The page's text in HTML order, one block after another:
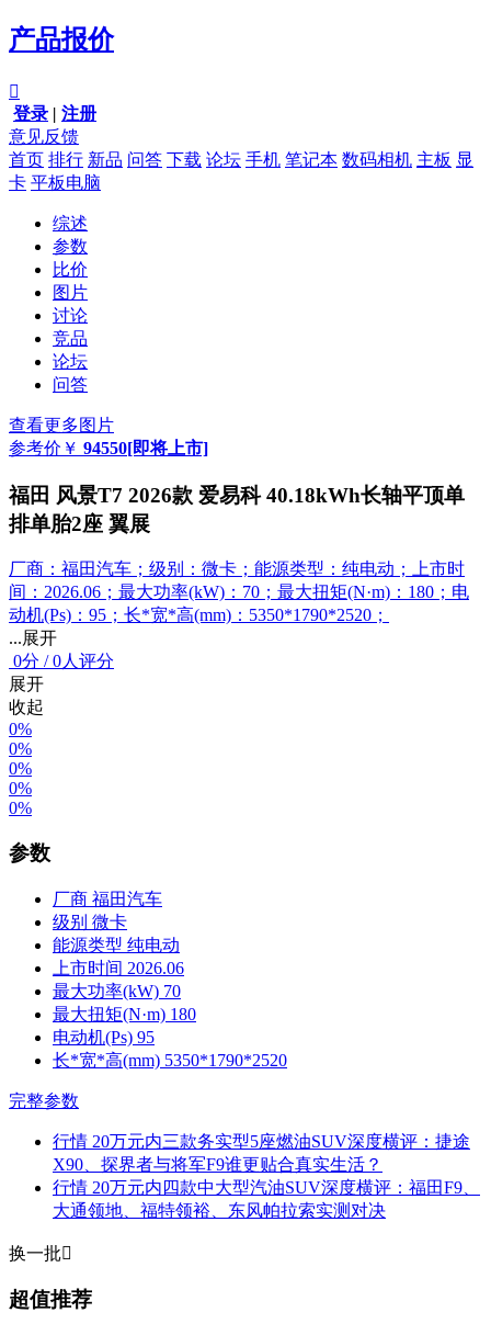
产品报价

登录 | 注册
意见反馈
首页 排行 新品 问答 下载 论坛 手机 笔记本 数码相机 主板 显
卡 平板电脑
综述
参数
比价
图片
讨论
竞品
论坛
问答
查看更多图片
参考价 ￥ 94550[即将上市]
福田 风景T7 2026款 爱易科 40.18kWh长轴平顶单
排单胎2座 翼展
厂商：福田汽车；级别：微卡；能源类型：纯电动；上市时
间：2026.06；最大功率(kW)：70；最大扭矩(N·m)：180；电
动机(Ps)：95；长*宽*高(mm)：5350*1790*2520；
...展开
0分 /0人评分
展开
收起
0%
0%
0%
0%
0%
参数
厂商 福田汽车
级别 微卡
能源类型 纯电动
上市时间 2026.06
最大功率(kW) 70
最大扭矩(N·m) 180
电动机(Ps) 95
长*宽*高(mm) 5350*1790*2520
完整参数
行情 20万元内三款务实型5座燃油SUV深度横评：捷途
X90、探界者与将军F9谁更贴合真实生活？
行情 20万元内四款中大型汽油SUV深度横评：福田F9、
大通领地、福特领裕、东风帕拉索实测对决
换一批
超值推荐